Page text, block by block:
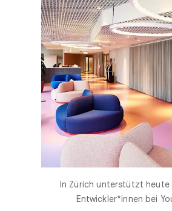
In Zürich unterstützt heute
Entwickler*innen bei